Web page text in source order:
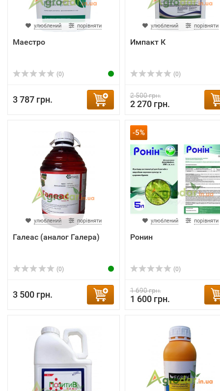
улюблений порівняти
Маестро
(0)
3 787 грн.
улюблений порівняти
Импакт К
(0)
2 500 грн.
2 270 грн.
улюблений порівняти
Галеас (аналог Галера)
(0)
3 500 грн.
-5%
улюблений порівняти
Ронин
(0)
1 690 грн.
1 600 грн.